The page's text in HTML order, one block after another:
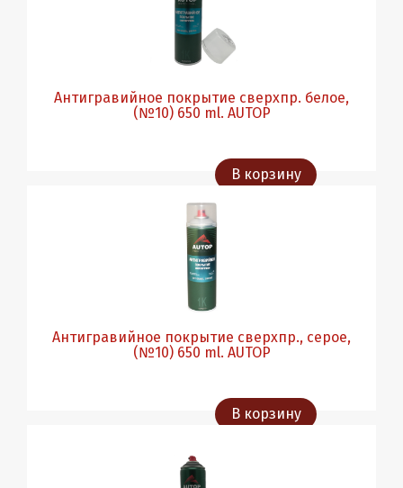
Антигравийное покрытие сверхпр. белое,
(№10) 650 ml. AUTOP
В корзину
Антигравийное покрытие сверхпр., серое,
(№10) 650 ml. AUTOP
В корзину